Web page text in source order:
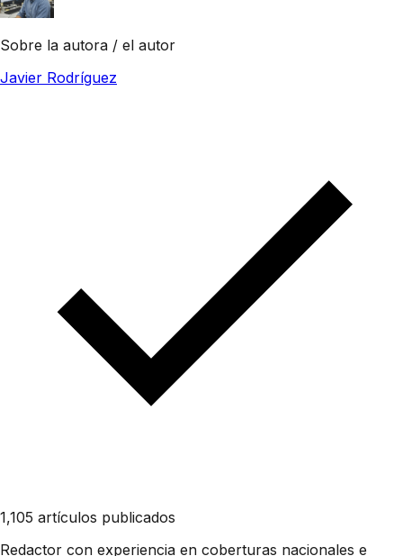
Sobre la autora / el autor
Javier Rodríguez
1,105 artículos publicados
Redactor con experiencia en coberturas nacionales e